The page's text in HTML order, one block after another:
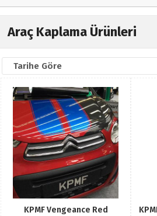
Araç Kaplama Ürünleri
KPMF Vengeance Red